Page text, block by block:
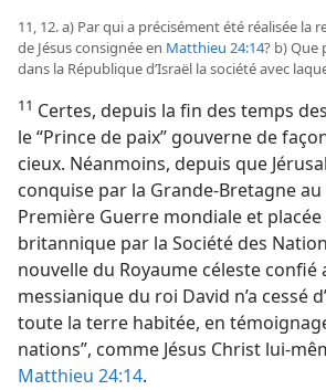
11, 12. a) Par qui a précisément été réalisée la
de Jésus consignée en Matthieu 24:14? b) Que
dans la République d’Israël la société avec
11 Certes, depuis la fin des temps
le “Prince de paix” gouverne de
cieux. Néanmoins, depuis que
conquise par la Grande-Bretagne
Première Guerre mondiale et
britannique par la Société des
nouvelle du Royaume céleste confié
messianique du roi David n’a cessé
toute la terre habitée, en
nations”, comme Jésus Christ lui-​
Matthieu 24:14.